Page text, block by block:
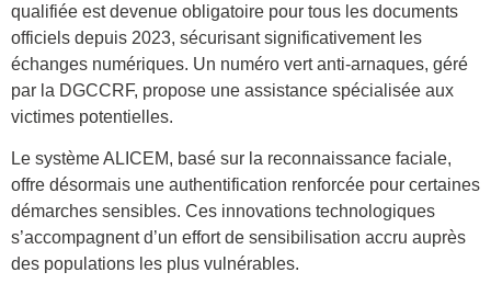
qualifiée est devenue obligatoire pour tous les documents
officiels depuis 2023, sécurisant significativement les
échanges numériques. Un numéro vert anti-arnaques, géré
par la DGCCRF, propose une assistance spécialisée aux
victimes potentielles.
Le système ALICEM, basé sur la reconnaissance faciale,
offre désormais une authentification renforcée pour certaines
démarches sensibles. Ces innovations technologiques
s’accompagnent d’un effort de sensibilisation accru auprès
des populations les plus vulnérables.